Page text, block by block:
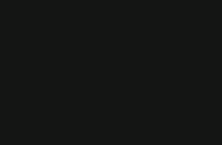
nueva ventana)